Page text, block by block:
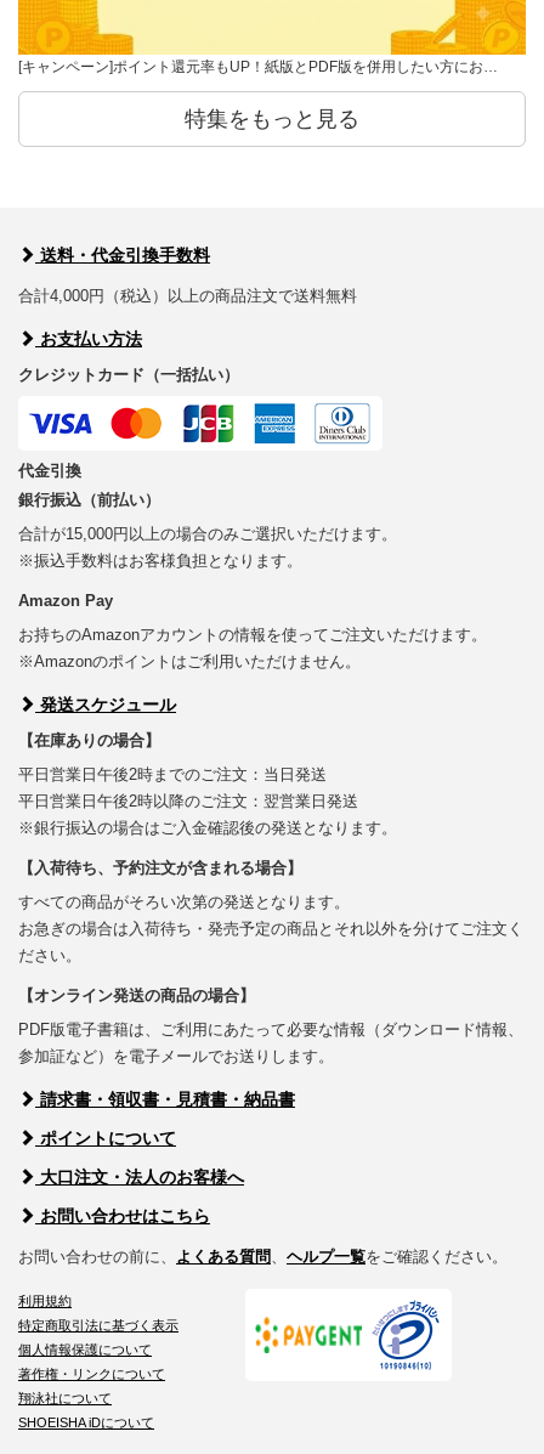
[キャンペーン]ポイント還元率もUP！紙版とPDF版を併用したい方にお…
特集をもっと見る
送料・代金引換手数料
合計4,000円（税込）以上の商品注文で送料無料
お支払い方法
クレジットカード（一括払い）
代金引換
銀行振込（前払い）
合計が15,000円以上の場合のみご選択いただけます。
※振込手数料はお客様負担となります。
Amazon Pay
お持ちのAmazonアカウントの情報を使ってご注文いただけます。
※Amazonのポイントはご利用いただけません。
発送スケジュール
【在庫ありの場合】
平日営業日午後2時までのご注文：当日発送
平日営業日午後2時以降のご注文：翌営業日発送
※銀行振込の場合はご入金確認後の発送となります。
【入荷待ち、予約注文が含まれる場合】
すべての商品がそろい次第の発送となります。
お急ぎの場合は入荷待ち・発売予定の商品とそれ以外を分けてご注文く
ださい。
【オンライン発送の商品の場合】
PDF版電子書籍は、ご利用にあたって必要な情報（ダウンロード情報、
参加証など）を電子メールでお送りします。
請求書・領収書・見積書・納品書
ポイントについて
大口注文・法人のお客様へ
お問い合わせはこちら
お問い合わせの前に、 よくある質問 ヘルプ一覧をご確認ください。
利用規約
特定商取引法に基づく表示
個人情報保護について
著作権・リンクについて
翔泳社について
SHOEISHA iDについて